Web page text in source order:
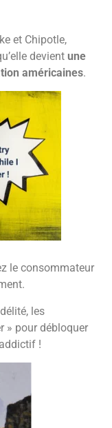
et Chipotle,
devient une
américaines.
le consommateur
les
» pour débloquer
!